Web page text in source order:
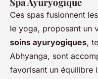
Ces spas fusionnent
le yoga, proposant un
soins ayuryogiques,
Abhyanga, sont
favorisant un équilibre